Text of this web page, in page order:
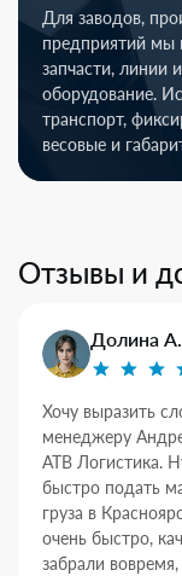
Для заводов,
предприятий мы
запчасти, линии
оборудование.
транспорт,
весовые и
Отзывы и
Долина
Хочу выразить
менеджеру
АТВ Логистика.
быстро подать
груза в
очень быстро,
забрали